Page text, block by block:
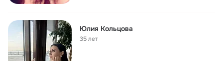
Юлия Кольцова
35 лет